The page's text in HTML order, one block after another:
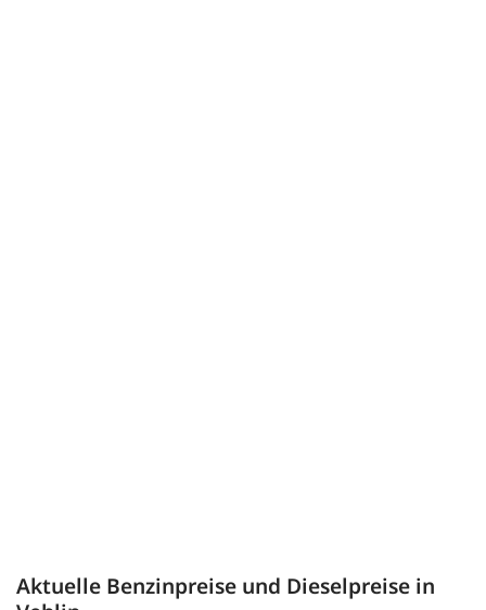
Aktuelle Benzinpreise und Dieselpreise in